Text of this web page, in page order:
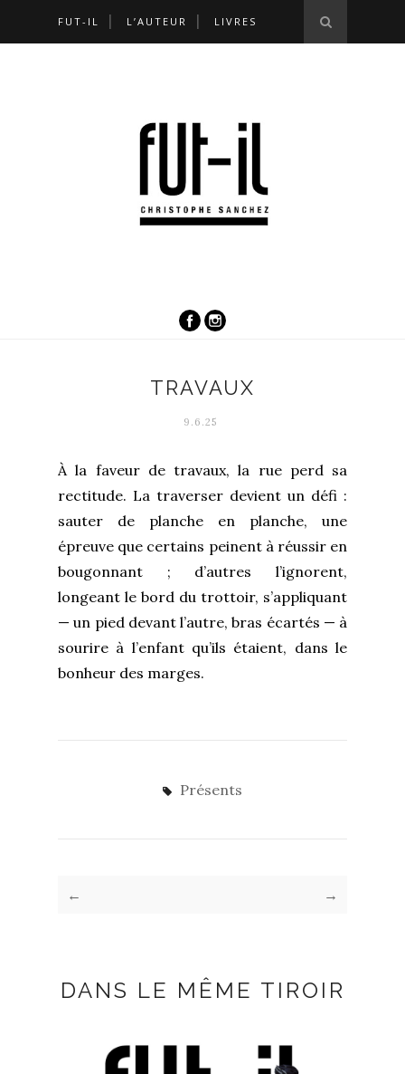
FUT-IL L’AUTEUR LIVRES
TRAVAUX
9.6.25
À la faveur de travaux, la rue perd sa
rectitude. La traverser devient un défi :
sauter de planche en planche, une
épreuve que certains peinent à réussir en
bougonnant ; d’autres l’ignorent,
longeant le bord du trottoir, s’appliquant
— un pied devant l’autre, bras écartés — à
sourire à l’enfant qu’ils étaient, dans le
bonheur des marges.
Présents
← →
DANS LE MÊME TIROIR